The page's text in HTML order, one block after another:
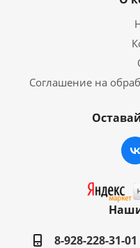
Соглашение на
8-928-228-31-01